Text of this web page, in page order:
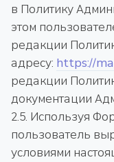
в Политику
этом
редакции
адресу: https://
редакции
документации
2.5. Используя
пользователь
условиями